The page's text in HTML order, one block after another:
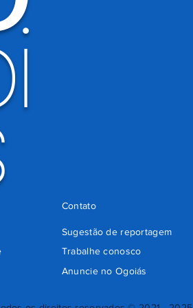
Sugestão de reportagem
Trabalhe conosco
Anuncie no Ogoiás
Contato